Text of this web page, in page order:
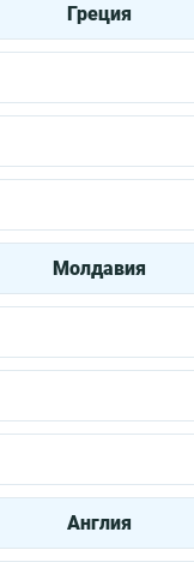
Греция
Молдавия
Англия